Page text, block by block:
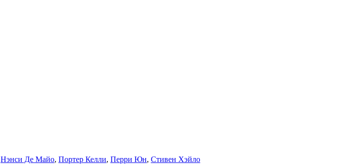
Нэнси Де Майо, Портер Келли, Перри Юн, Стивен Хэйло